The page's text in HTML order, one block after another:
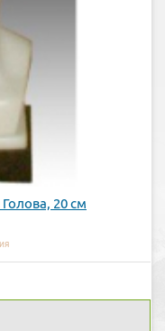
Модель для акупунктуры Голова, 20 см